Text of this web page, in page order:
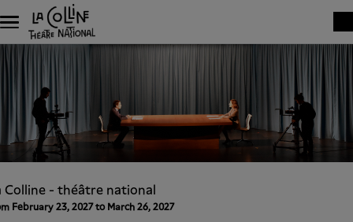
Skip to main content
Colline - théâtre national
February 23, 2027 to March 26, 2027